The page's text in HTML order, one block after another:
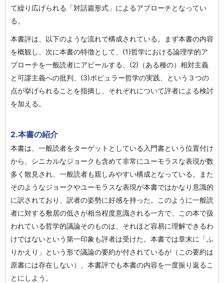
て繰り広げられる「対話篇形式」によるアプローチとなってい
る。
本書評は、以下のような流れで構成されている。まず本書の内容
を概観し、次に本書の特徴として、(1)哲学における論理学的ア
プローチを一般読者にアピールする、(2)（ある種の）相対主義
と可謬主義への批判、(3)ポピュラー哲学の実践、という３つの
点が挙げられることを指摘し、それぞれについて評者による検討
を加える。
2.本書の紹介
本書は、一般読者をターゲットとしている入門書という位置付け
から、シニカルなジョークも含めて非常にユーモラスな表現が数
多く散見され、一般読者も親しみやすい構成となっている。また
そのようなジョークやユーモラスな表現が本書ではかなり意識的
に訳されており、訳者の姿勢に好感を持った。このように一般読
者に対する敷居の低さが相当程度意識される一方で、この本で扱
われている哲学的議論そのものは、それほど容易に理解できるわ
けではないという第一印象も評者は受けた。本書では章末に「ふ
りかえり」という形で議論の要約が付されているが（この要約は
原書には存在しない）、本書評でも本書の内容を一度振り返るこ
とにしよう。